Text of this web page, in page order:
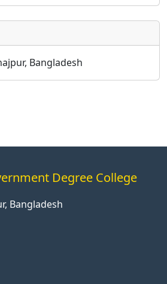
Bangladesh
Degree College
Bangladesh